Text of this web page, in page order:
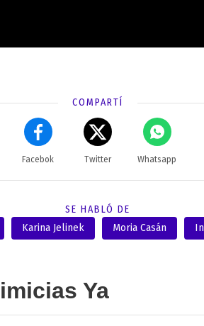
COMPARTÍ
Facebok Twitter Whatsapp
SE HABLÓ DE
Karina Jelinek Moria Casán
Ya